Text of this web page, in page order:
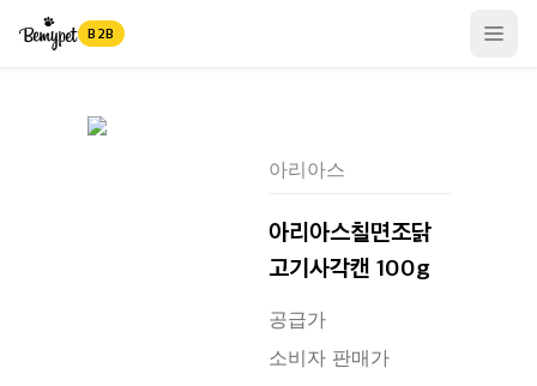
B2B
아리아스
아리아스칠면조닭
고기사각캔 100g
공급가
소비자 판매가